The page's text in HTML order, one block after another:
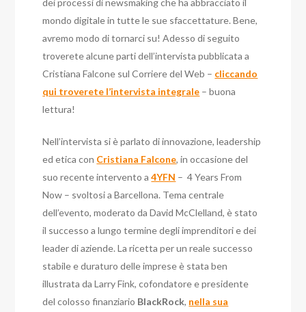
dei processi di newsmaking che ha abbracciato il
mondo digitale in tutte le sue sfaccettature. Bene,
avremo modo di tornarci su! Adesso di seguito
troverete alcune parti dell’intervista pubblicata a
Cristiana Falcone sul Corriere del Web – cliccando
qui troverete l’intervista integrale – buona
lettura!
Nell’intervista si è parlato di innovazione, leadership
ed etica con Cristiana Falcone, in occasione del
suo recente intervento a4YFN – 4 Years From
Now – svoltosi a Barcellona. Tema centrale
dell’evento, moderato da David McClelland, è stato
il successo a lungo termine degli imprenditori e dei
leader di aziende. La ricetta per un reale successo
stabile e duraturo delle imprese è stata ben
illustrata da Larry Fink, cofondatore e presidente
del colosso finanziario BlackRock, nella sua